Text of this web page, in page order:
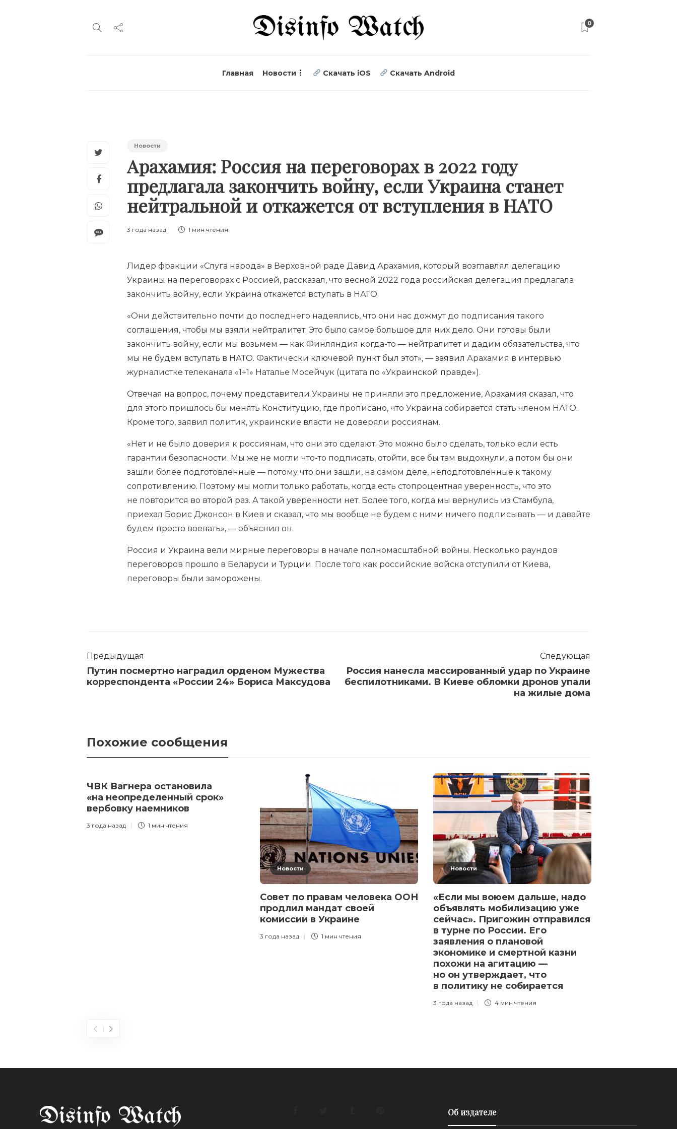
0
Главная Новости Скачать iOS Скачать Android
Новости
Арахамия: Россия на переговорах в 2022 году
предлагала закончить войну, если Украина станет
нейтральной и откажется от вступления в НАТО
3 года назад 1 мин чтения
Лидер фракции «Слуга народа» в Верховной раде Давид Арахамия, который возглавлял делегацию
Украины на переговорах с Россией, рассказал, что весной 2022 года российская делегация предлагала
закончить войну, если Украина откажется вступать в НАТО.
«Они действительно почти до последнего надеялись, что они нас дожмут до подписания такого
соглашения, чтобы мы взяли нейтралитет. Это было самое большое для них дело. Они готовы были
закончить войну, если мы возьмем — как Финляндия когда-то — нейтралитет и дадим обязательства, что
мы не будем вступать в НАТО. Фактически ключевой пункт был этот», — заявил Арахамия в интервью
журналистке телеканала «1+1» Наталье Мосейчук (цитата по «Украинской правде»).
Отвечая на вопрос, почему представители Украины не приняли это предложение, Арахамия сказал, что
для этого пришлось бы менять Конституцию, где прописано, что Украина собирается стать членом НАТО.
Кроме того, заявил политик, украинские власти не доверяли россиянам.
«Нет и не было доверия к россиянам, что они это сделают. Это можно было сделать, только если есть
гарантии безопасности. Мы же не могли что-то подписать, отойти, все бы там выдохнули, а потом бы они
зашли более подготовленные — потому что они зашли, на самом деле, неподготовленные к такому
сопротивлению. Поэтому мы могли только работать, когда есть стопроцентная уверенность, что это
не повторится во второй раз. А такой уверенности нет. Более того, когда мы вернулись из Стамбула,
приехал Борис Джонсон в Киев и сказал, что мы вообще не будем с ними ничего подписывать — и давайте
будем просто воевать», — объяснил он.
Россия и Украина вели мирные переговоры в начале полномасштабной войны. Несколько раундов
переговоров прошло в Беларуси и Турции. После того как российские войска отступили от Киева,
переговоры были заморожены.
Предыдущая
Путин посмертно наградил орденом Мужества
корреспондента «России 24» Бориса Максудова
Следующая
Россия нанесла массированный удар по Украине
беспилотниками. В Киеве обломки дронов упали
на жилые дома
Похожие сообщения
ЧВК Вагнера остановила
«на неопределенный срок»
вербовку наемников
3 года назад 1 мин чтения
Новости
Совет по правам человека ООН
продлил мандат своей
комиссии в Украине
3 года назад 1 мин чтения
Новости
«Если мы воюем дальше, надо
объявлять мобилизацию уже
сейчас». Пригожин отправился
в турне по России. Его
заявления о плановой
экономике и смертной казни
похожи на агитацию —
но он утверждает, что
в политику не собирается
3 года назад 4 мин чтения
Об издателе